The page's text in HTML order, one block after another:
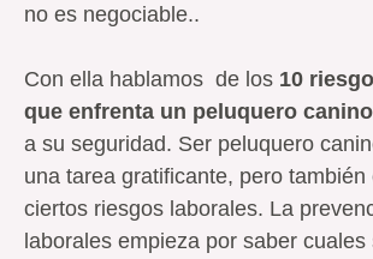
no es negociable..
Con ella hablamos de los10
que enfrenta un peluquero canino
a su seguridad. Ser peluquero
una tarea gratificante, pero también
ciertos riesgos laborales. La
laborales empieza por saber cuales